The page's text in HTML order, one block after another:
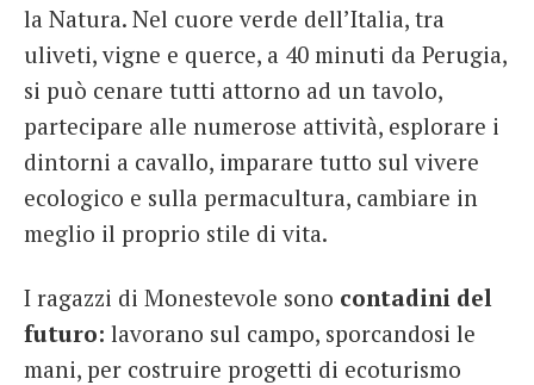
la Natura. Nel cuore verde dell’Italia, tra
uliveti, vigne e querce, a 40 minuti da Perugia,
si può cenare tutti attorno ad un tavolo,
partecipare alle numerose attività, esplorare i
dintorni a cavallo, imparare tutto sul vivere
ecologico e sulla permacultura, cambiare in
meglio il proprio stile di vita.
I ragazzi di Monestevole sono contadini del
futuro: lavorano sul campo, sporcandosi le
mani, per costruire progetti di ecoturismo